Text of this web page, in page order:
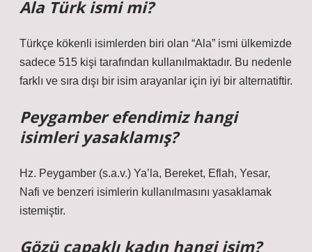
Ala Türk ismi mi?
Türkçe kökenli isimlerden biri olan “Ala” ismi ülkemizde
sadece 515 kişi tarafından kullanılmaktadır. Bu nedenle
farklı ve sıra dışı bir isim arayanlar için iyi bir alternatiftir.
Peygamber efendimiz hangi
isimleri yasaklamış?
Hz. Peygamber (s.a.v.) Ya’la, Bereket, Eflah, Yesar,
Nafi ve benzeri isimlerin kullanılmasını yasaklamak
istemiştir.
Gözü çapaklı kadın hangi isim?